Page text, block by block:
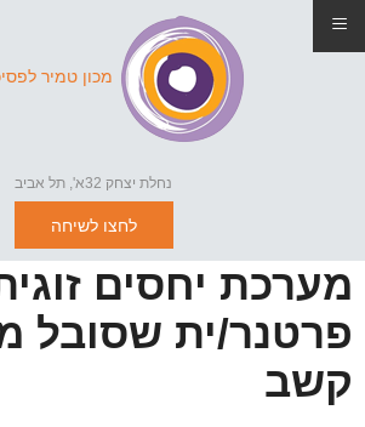
מכון טמיר
נחלת יצחק 32א', תל אביב
לחצו לשיחה
מערכת יחסים
פרטנר/ית שסובל
קשב
≡